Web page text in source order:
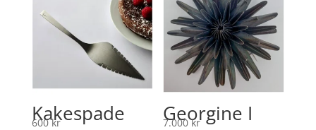
Kakespade
600kr Georgine I
7.000kr